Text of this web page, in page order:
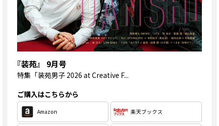
『装苑』 9月号
特集 「装苑男子 2026 at Creative F...
ご購入はこちらから
Amazon 楽天ブックス